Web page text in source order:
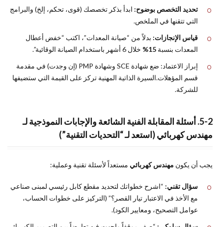
تحديد التخصص بوضوح: ابدأ بذكر تخصصك (قوى، تحكم، إلخ) والبرامج
التي تتقنها في الملخص.
قياس الإنجازات: بدلاً من “صيانة المعدات”، اكتب “خفض أعطال
المعدات بنسبة 15%
خلال 6 أشهر باستخدام الصيانة الوقائية”.
إبراز الاعتماد: ضع شهادة SCE وشهادة PMP (إن وجدت) في مقدمة
قسم المؤهلات.السيرة الذاتية المهنية تركز على القيمة التي ستضيفها
للشركة.
5-2. أسئلة المقابلة الفنية الشائعة والإجابات النموذجية لـ
مهندس كهربائي (استعد لـ “التحديات التقنية”)
يجب أن يكون مهندس كهربائي مستعداً لأسئلة تقنية وعملية:
سؤال تقني: “اشرح خطواتك لتحديد مقطع كابل رئيسي لمبنى صناعي
مع الأخذ في الاعتبار تيار القصر؟” (التركيز على خطوات الحساب،
عوامل التصحيح، ومعايير الكود).